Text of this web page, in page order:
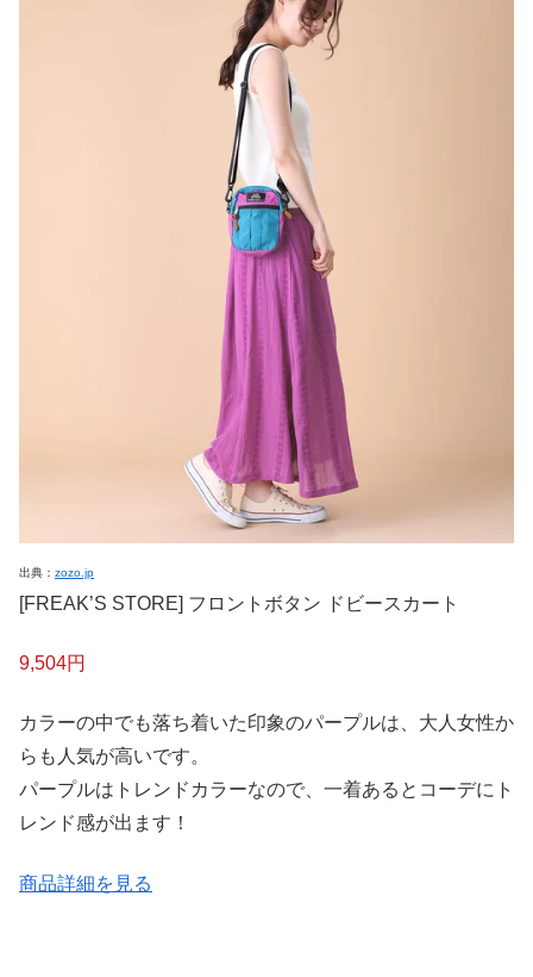
出典： zozo.jp
[FREAK’S STORE] フロントボタン ドビースカート
9,504円
カラーの中でも落ち着いた印象のパープルは、大人女性か
らも人気が高いです。
パープルはトレンドカラーなので、一着あるとコーデにト
レンド感が出ます！
商品詳細を見る